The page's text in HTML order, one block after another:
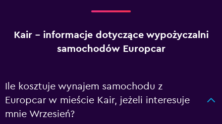
Kair – informacje dotyczące wypożyczalni
samochodów Europcar
Ile kosztuje wynajem samochodu z
Europcar w mieście Kair, jeżeli interesuje
mnie Wrzesień?